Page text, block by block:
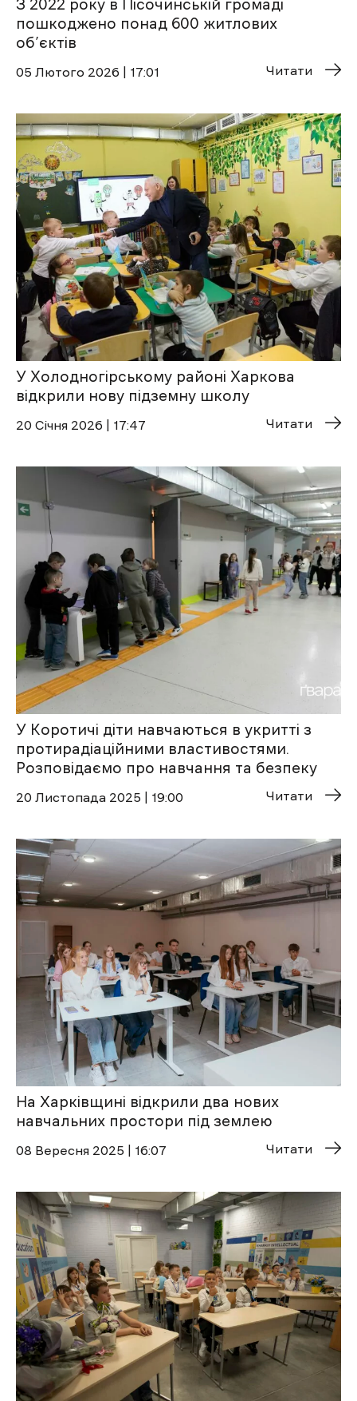
З 2022 року в Пісочинській громаді
пошкоджено понад 600 житлових
об’єктів
05 Лютого 2026 | 17:01 Читати
У Холодногірському районі Харкова
відкрили нову підземну школу
20 Січня 2026 | 17:47 Читати
У Коротичі діти навчаються в укритті з
протирадіаційними властивостями.
Розповідаємо про навчання та безпеку
20 Листопада 2025 | 19:00 Читати
На Харківщині відкрили два нових
навчальних простори під землею
08 Вересня 2025 | 16:07 Читати